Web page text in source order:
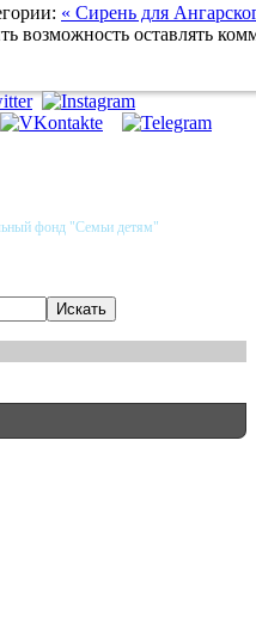
« Сирень для
возможность оставлять
фонд "Семьи детям"